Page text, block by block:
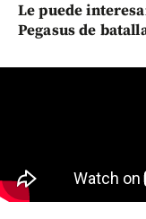
Le puede
Pegasus de